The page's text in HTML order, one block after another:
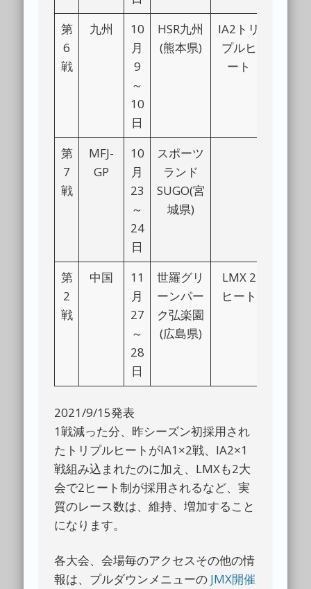
第
6
戦
九州
10
月
9
～
10
日
HSR九州
(熊本県)
IA2トリ
プルヒ
ート
第
7
戦
MFJ-
GP
10
月
23
～
24
日
スポーツ
ランド
SUGO(宮
城県)
第
2
戦
中国
11
月
27
～
28
日
世羅グリ
ーンパー
ク弘楽園
(広島県)
LMX 2
ヒート
2021/9/15発表
1戦減った分、昨シーズン初採用され
たトリプルヒートがIA1×2戦、IA2×1
戦組み込まれたのに加え、LMXも2大
会で2ヒート制が採用されるなど、実
質のレース数は、維持、増加すること
になります。
各大会、会場毎のアクセスその他の情
報は、プルダウンメニューの JMX開催